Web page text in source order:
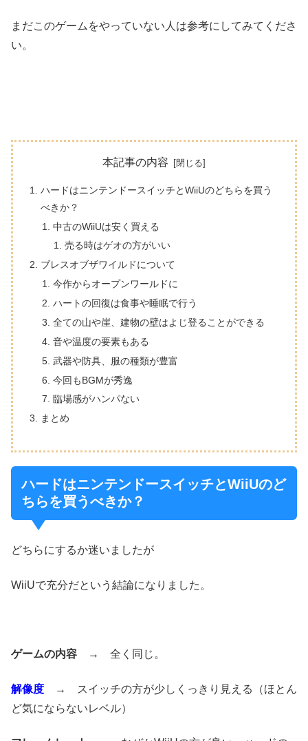
まだこのゲームをやっていない人は参考にしてみてくださ
い。
本記事の内容
ハードはニンテンドースイッチとWiiUのどちらを買う
べきか？
中古のWiiUは安く買える
売る時はゲオの方がいい
ブレスオブザワイルドについて
今作からオープンワールドに
ハートの回復は食事や睡眠で行う
全ての山や崖、建物の壁はよじ登ることができる
音や温度の要素もある
武器や防具、服の種類が豊富
今回もBGMが秀逸
臨場感がハンパない
まとめ
ハードはニンテンドースイッチとWiiUのど
ちらを買うべきか？
どちらにするか迷いましたが
WiiUで充分だという結論になりました。
ゲームの内容 → 全く同じ。
解像度 → スイッチの方が少しくっきり見える（ほとん
ど気にならないレベル）